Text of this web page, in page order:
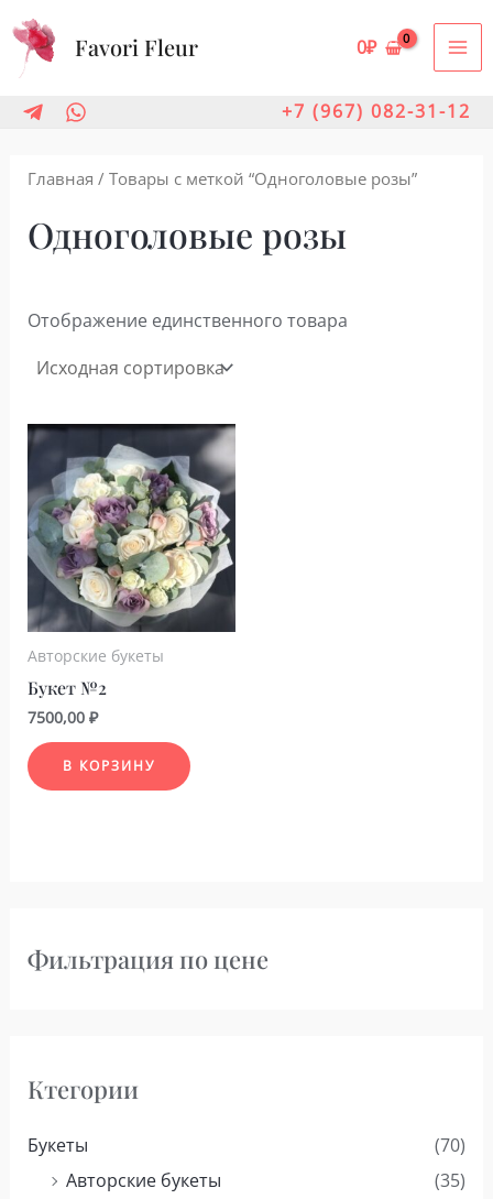
Перейти
содержимому
Favori Fleur 0₽
+7 (967) 082-31-12
Фильтрация по цене
Ктегории
Букеты
(70)
Авторские букеты
(35)
Главная / Товары с меткой “Одноголовые розы”
Одноголовые розы
Отображение единственного товара
Авторские букеты
Букет №2
7500,00 ₽
В КОРЗИНУ